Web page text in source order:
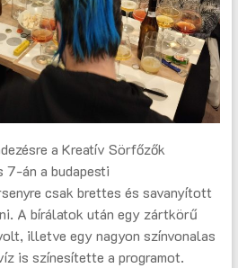
a Kreatív Sörfőzők
7-án a budapesti
csak brettes és savanyított
A bírálatok után egy zártkörű
illetve egy nagyon színvonalas
is színesítette a programot.